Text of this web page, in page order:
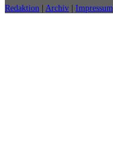
Redaktion Archiv Impressum